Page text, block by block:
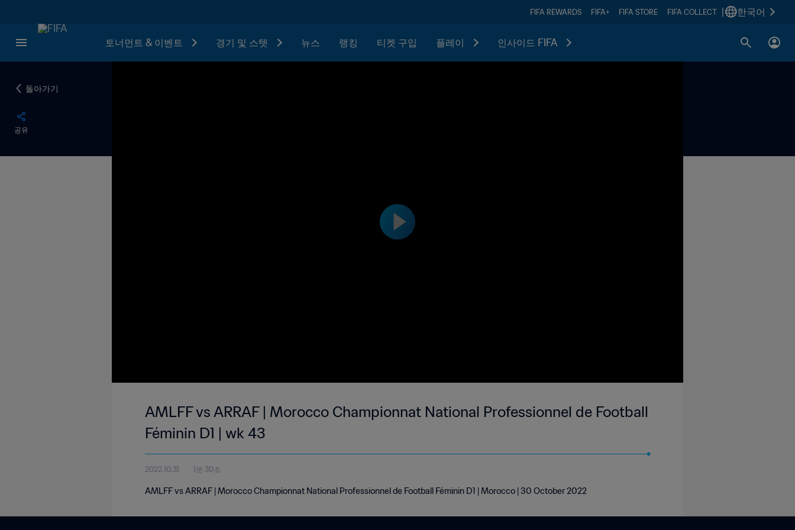
FIFA REWARDS FIFA+ FIFA STORE FIFA COLLECT 한국어
토너먼트 & 이벤트 경기 및 스텟 뉴스 랭킹 티켓 구입 플레이 인사이드 FIFA
돌아가기
공유
AMLFF vs ARRAF | Morocco Championnat National Professionnel de Football
Féminin D1 | wk 43
2022.10.31 1분 30초
AMLFF vs ARRAF | Morocco Championnat National Professionnel de Football Féminin D1 | Morocco | 30 October 2022